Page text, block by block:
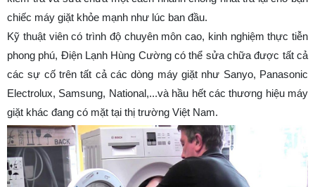
chiếc máy giặt khỏe mạnh như lúc ban đầu.
Kỹ thuật viên có trình độ chuyên môn cao, kinh nghiệm thực tiễn
phong phú, Điện Lạnh Hùng Cường có thể sửa chữa được tất cả
các sự cố trên tất cả các dòng máy giặt như Sanyo, Panasonic
Electrolux, Samsung, National,...và hầu hết các thương hiệu máy
giặt khác đang có mặt tại thị trường Việt Nam.